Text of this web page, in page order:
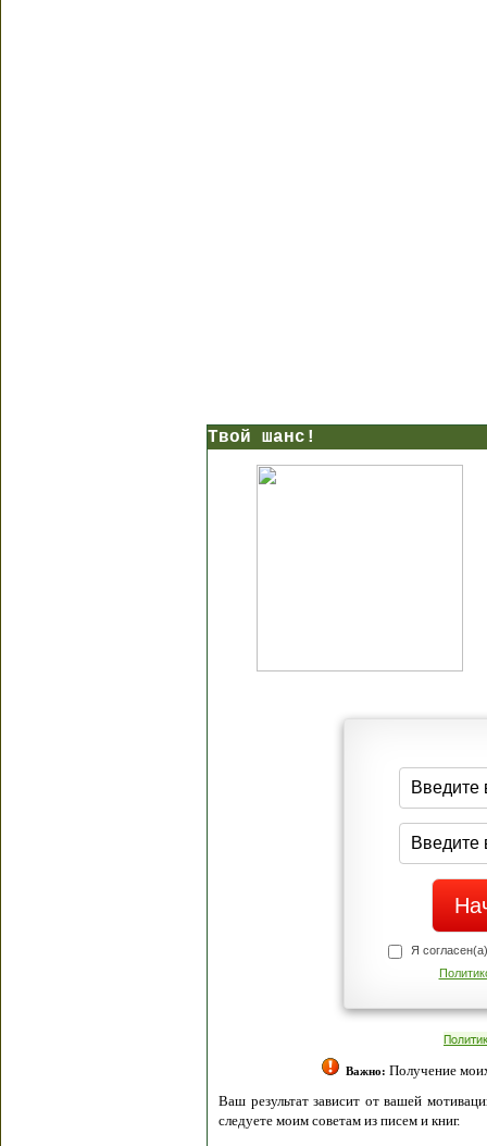
Твой шанс!
Я
Важно: Получение
Ваш результат зависит от вашей
следуете моим советам из писем и книг.